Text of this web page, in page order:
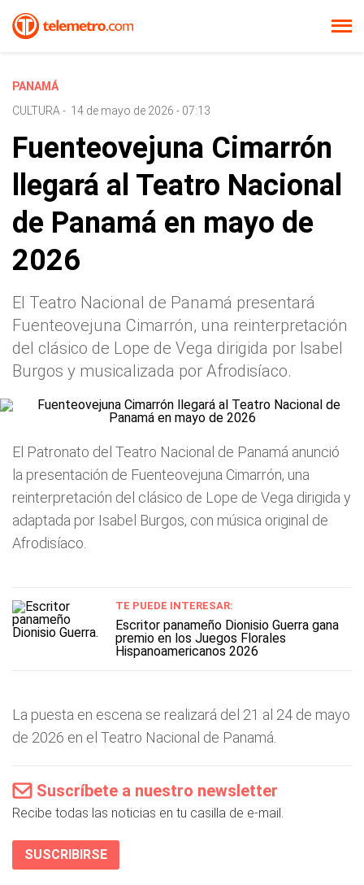
PANAMÁ
CULTURA - 14 de mayo de 2026 - 07:13
Fuenteovejuna Cimarrón
llegará al Teatro Nacional
de Panamá en mayo de
2026
El Teatro Nacional de Panamá presentará
Fuenteovejuna Cimarrón, una reinterpretación
del clásico de Lope de Vega dirigida por Isabel
Burgos y musicalizada por Afrodisíaco.
El Patronato del Teatro Nacional de Panamá anunció
la presentación de Fuenteovejuna Cimarrón, una
reinterpretación del clásico de Lope de Vega dirigida y
adaptada por Isabel Burgos, con música original de
Afrodisíaco.
TE PUEDE INTERESAR:
Escritor panameño Dionisio Guerra gana
premio en los Juegos Florales
Hispanoamericanos 2026
La puesta en escena se realizará del 21 al 24 de mayo
de 2026 en el Teatro Nacional de Panamá.
Suscríbete a nuestro newsletter
Recibe todas las noticias en tu casilla de e-mail.
SUSCRIBIRSE